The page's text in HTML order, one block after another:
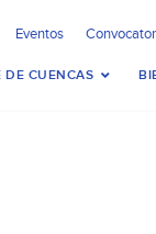
Eventos
DE CUENCAS